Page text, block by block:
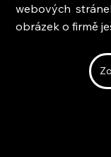
webových
obrázek o firmě